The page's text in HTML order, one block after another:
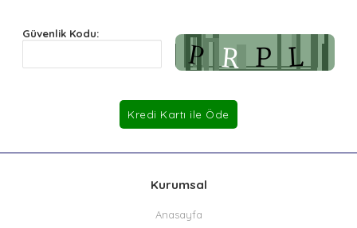
Güvenlik Kodu:
Kurumsal
Anasayfa